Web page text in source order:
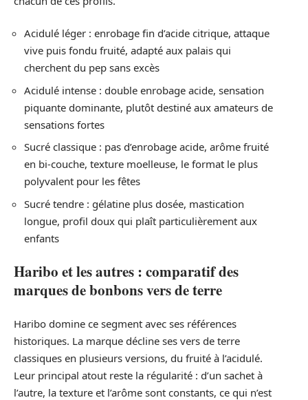
Acidulé léger : enrobage fin d’acide citrique, attaque
vive puis fondu fruité, adapté aux palais qui
cherchent du pep sans excès
Acidulé intense : double enrobage acide, sensation
piquante dominante, plutôt destiné aux amateurs de
sensations fortes
Sucré classique : pas d’enrobage acide, arôme fruité
en bi-couche, texture moelleuse, le format le plus
polyvalent pour les fêtes
Sucré tendre : gélatine plus dosée, mastication
longue, profil doux qui plaît particulièrement aux
enfants
Haribo et les autres : comparatif des
marques de bonbons vers de terre
Haribo domine ce segment avec ses références
historiques. La marque décline ses vers de terre
classiques en plusieurs versions, du fruité à l’acidulé.
Leur principal atout reste la régularité : d’un sachet à
l’autre, la texture et l’arôme sont constants, ce qui n’est